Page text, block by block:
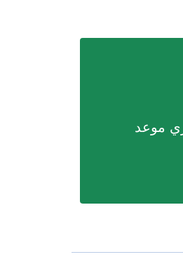
م حسب تقويم ام القري موعد